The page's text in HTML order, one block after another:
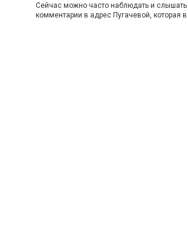
Сейчас можно часто наблюдать и
комментарии в адрес Пугачевой, которая